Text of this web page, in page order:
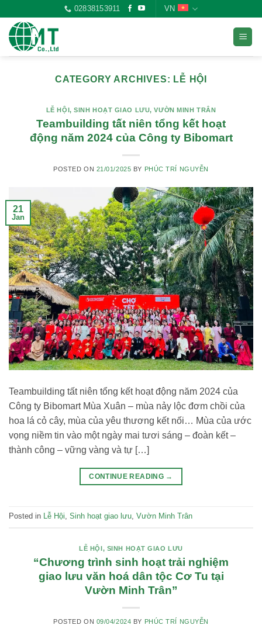
content
02838153911 VN
CATEGORY ARCHIVES: LỄ HỘI
LỄ HỘI,SINH HOẠT GIAO LƯU,VƯỜN MINH TRÂN
Teambuilding tất niên tổng kết hoạt
động năm 2024 của Công ty Bibomart
POSTED ON 21/01/2025 BY PHÚC TRÍ NGUYỄN
21
Jan
Teambuilding tất niên tổng kết hoạt động năm 2024 của
Công ty Bibomart Mùa Xuân – mùa nảy lộc đơm chồi của
hoa lá cỏ cây, mùa của yêu thương kết nối… Mùa của ước
vọng niềm tin vào một ngày mai tươi sáng – đoàn kết –
thành công – vững vàng và tự […]
CONTINUE READING →
Posted in Lễ Hội, Sinh hoạt giao lưu, Vườn Minh Trân
LỄ HỘI, SINH HOẠT GIAO LƯU
“Chương trình sinh hoạt trải nghiệm
giao lưu văn hoá dân tộc Cơ Tu tại
Vườn Minh Trân”
POSTED ON 09/04/2024 BY PHÚC TRÍ NGUYỄN